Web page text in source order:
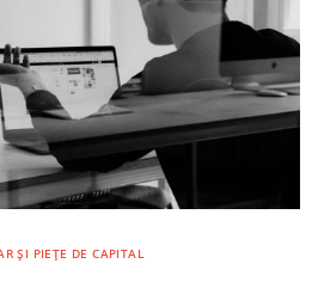
ȘI PIEȚE DE CAPITAL